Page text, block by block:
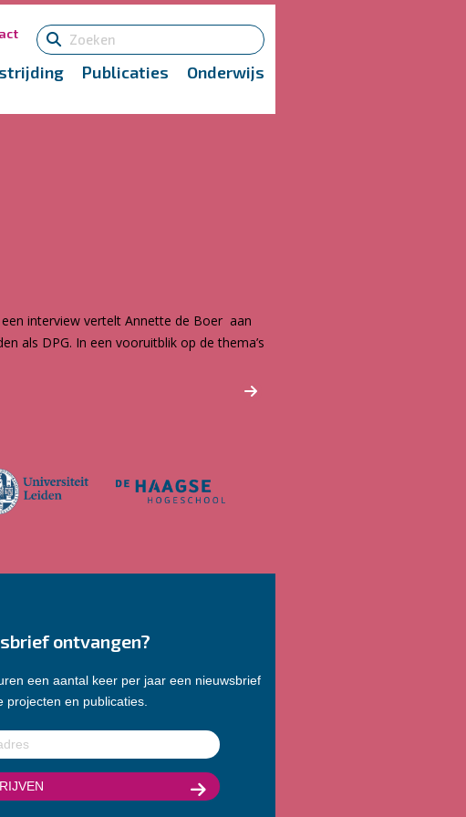
Publicaties Onderwijs
interview vertelt Annette de Boer aan
als DPG. In een vooruitblik op de thema’s
ontvangen?
een aantal keer per jaar een nieuwsbrief
projecten en publicaties.
(Vereist)